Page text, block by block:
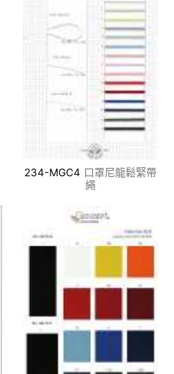
234-MGC4 口罩尼龍鬆緊帶
繩